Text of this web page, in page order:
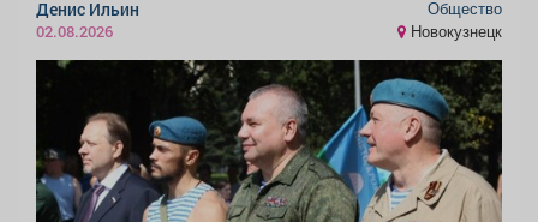
Денис Ильин
02.08.2026
Общество
Новокузнецк